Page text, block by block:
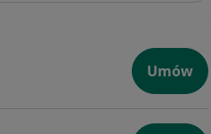
Umów